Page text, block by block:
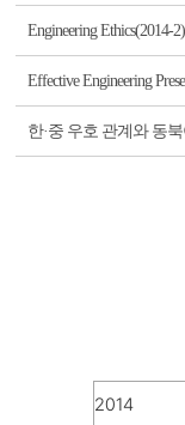
Engineering Ethics(2014-2)
Effective Engineering
한·중 우호 관계와 동